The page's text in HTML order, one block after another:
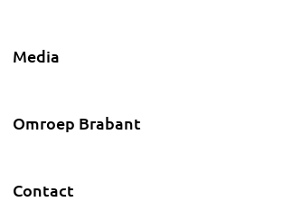
Media
Omroep Brabant
Contact